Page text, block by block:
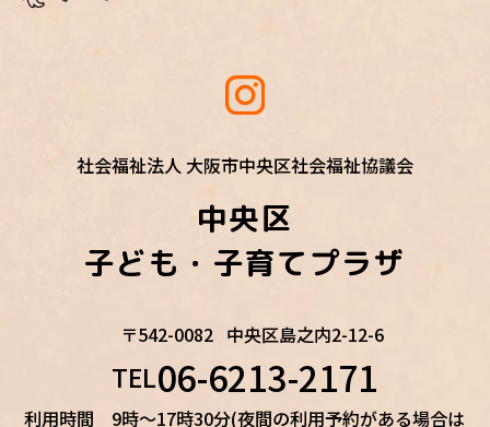
社会福祉法人 大阪市中央区社会福祉協議会
中央区
子ども・子育てプラザ
〒542-0082 中央区島之内2-12-6
TEL06-6213-2171
利用時間 9時～17時30分(夜間の利用予約がある場合は